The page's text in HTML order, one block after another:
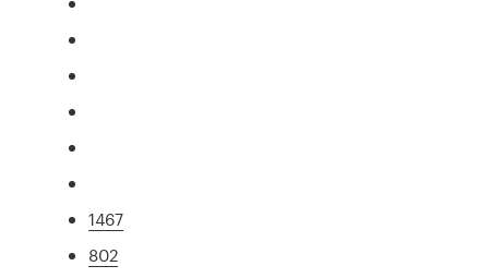
1467
802